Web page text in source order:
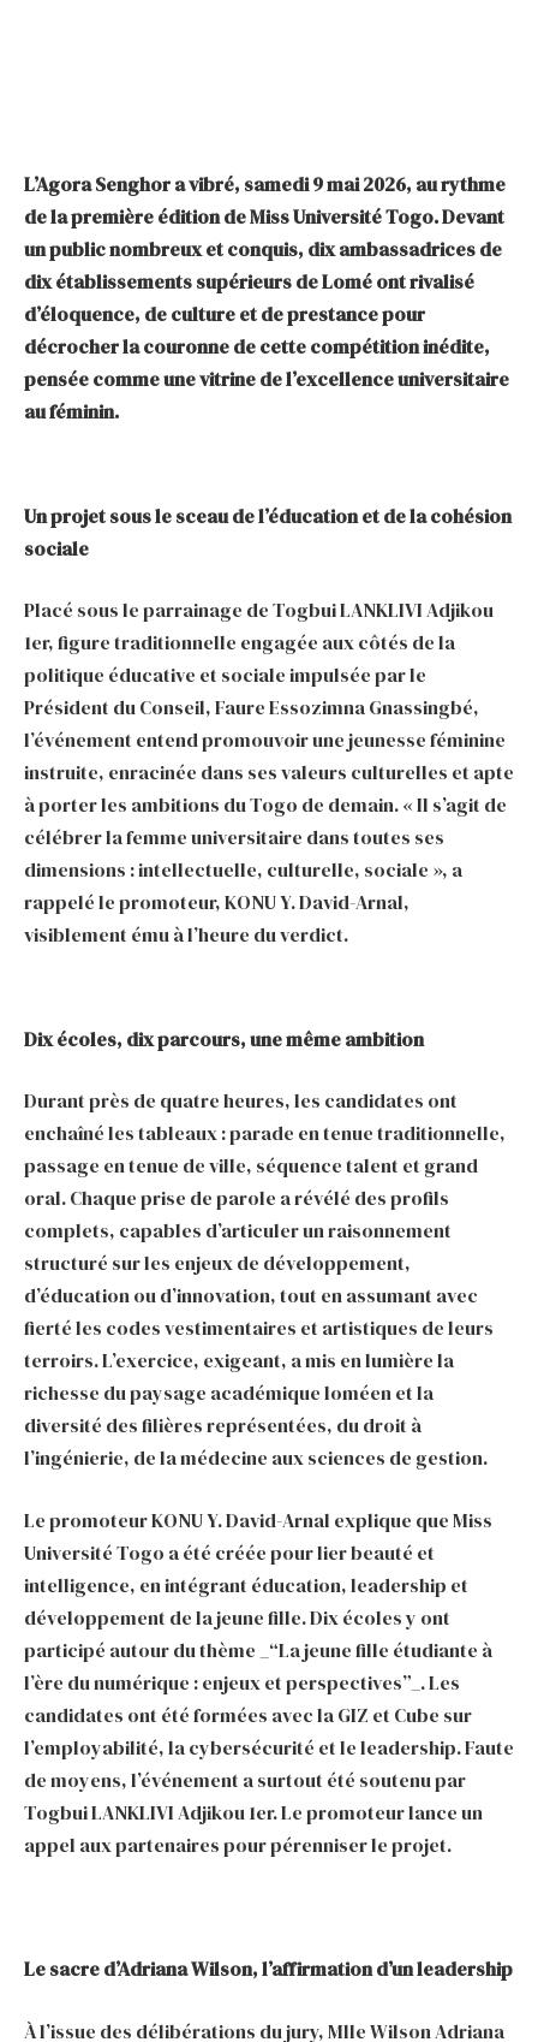
L’Agora Senghor a vibré, samedi 9 mai 2026, au rythme
de la première édition de Miss Université Togo. Devant
un public nombreux et conquis, dix ambassadrices de
dix établissements supérieurs de Lomé ont rivalisé
d’éloquence, de culture et de prestance pour
décrocher la couronne de cette compétition inédite,
pensée comme une vitrine de l’excellence universitaire
au féminin.
Un projet sous le sceau de l’éducation et de la cohésion
sociale
Placé sous le parrainage de Togbui LANKLIVI Adjikou
1er, figure traditionnelle engagée aux côtés de la
politique éducative et sociale impulsée par le
Président du Conseil, Faure Essozimna Gnassingbé,
l’événement entend promouvoir une jeunesse féminine
instruite, enracinée dans ses valeurs culturelles et apte
à porter les ambitions du Togo de demain. « Il s’agit de
célébrer la femme universitaire dans toutes ses
dimensions : intellectuelle, culturelle, sociale », a
rappelé le promoteur, KONU Y. David-Arnal,
visiblement ému à l’heure du verdict.
Dix écoles, dix parcours, une même ambition
Durant près de quatre heures, les candidates ont
enchaîné les tableaux : parade en tenue traditionnelle,
passage en tenue de ville, séquence talent et grand
oral. Chaque prise de parole a révélé des profils
complets, capables d’articuler un raisonnement
structuré sur les enjeux de développement,
d’éducation ou d’innovation, tout en assumant avec
fierté les codes vestimentaires et artistiques de leurs
terroirs. L’exercice, exigeant, a mis en lumière la
richesse du paysage académique loméen et la
diversité des filières représentées, du droit à
l’ingénierie, de la médecine aux sciences de gestion.
Le promoteur KONU Y. David-Arnal explique que Miss
Université Togo a été créée pour lier beauté et
intelligence, en intégrant éducation, leadership et
développement de la jeune fille. Dix écoles y ont
participé autour du thème _“La jeune fille étudiante à
l’ère du numérique : enjeux et perspectives”_. Les
candidates ont été formées avec la GIZ et Cube sur
l’employabilité, la cybersécurité et le leadership. Faute
de moyens, l’événement a surtout été soutenu par
Togbui LANKLIVI Adjikou 1er. Le promoteur lance un
appel aux partenaires pour pérenniser le projet.
Le sacre d’Adriana Wilson, l’affirmation d’un leadership
À l’issue des délibérations du jury, Mlle Wilson Adriana